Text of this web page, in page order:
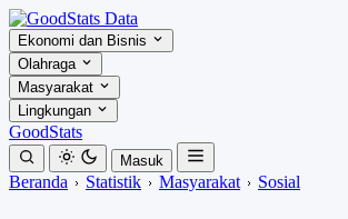
Ekonomi dan Bisnis
Olahraga
Masyarakat
Lingkungan
GoodStats
Masuk
Beranda Statistik Masyarakat Sosial